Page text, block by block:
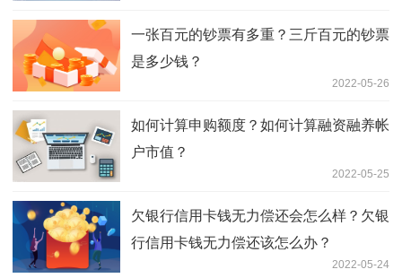
一张百元的钞票有多重？三斤百元的钞票
是多少钱？
2022-05-26
如何计算申购额度？如何计算融资融养帐
户市值？
2022-05-25
欠银行信用卡钱无力偿还会怎么样？欠银
行信用卡钱无力偿还该怎么办？
2022-05-24